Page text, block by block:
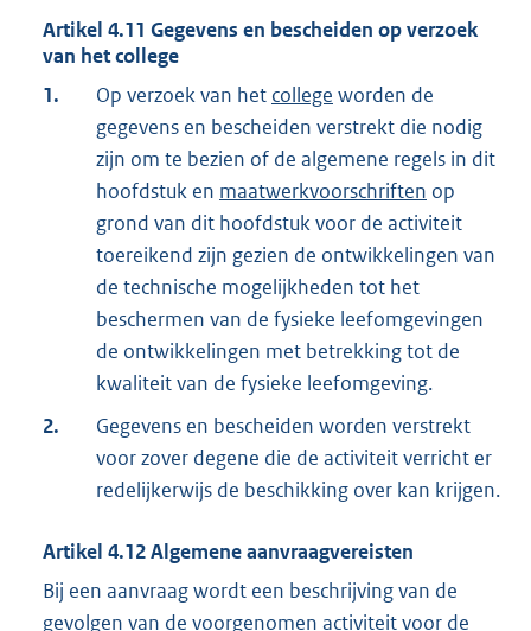
Artikel 4.11 Gegevens en bescheiden op verzoek
van het college
1.
Op verzoek van het college worden de
gegevens en bescheiden verstrekt die nodig
zijn om te bezien of de algemene regels in dit
hoofdstuk en maatwerkvoorschriften op
grond van dit hoofdstuk voor de activiteit
toereikend zijn gezien de ontwikkelingen van
de technische mogelijkheden tot het
beschermen van de fysieke leefomgevingen
de ontwikkelingen met betrekking tot de
kwaliteit van de fysieke leefomgeving.
2.
Gegevens en bescheiden worden verstrekt
voor zover degene die de activiteit verricht er
redelijkerwijs de beschikking over kan krijgen.
Artikel 4.12Algemene aanvraagvereisten
Bij een aanvraag wordt een beschrijving van de
gevolgen van de voorgenomen activiteit voor de